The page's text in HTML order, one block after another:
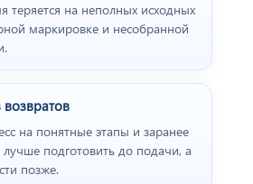
теряется на неполных исходных
маркировке и несобранной
на понятные этапы и заранее
подготовить до подачи, а
позже.